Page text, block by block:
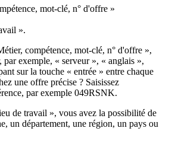
mot-clé, n° d'offre »
».
compétence, mot-clé, n° d'offre »,
par exemple, « serveur », « anglais »,
sur la touche « entrée » entre chaque
une offre précise ? Saisissez
par exemple 049RSNK.
de travail », vous avez la possibilité de
un département, une région, un pays ou